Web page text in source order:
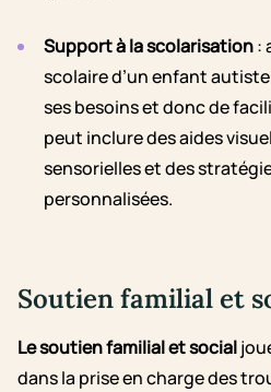
Support à la scolarisation:
scolaire d’un enfant
ses besoins et donc de
peut inclure des aides
sensorielles et des
personnalisées.
Soutien familial et
Le soutien familial et social
dans la prise en charge des